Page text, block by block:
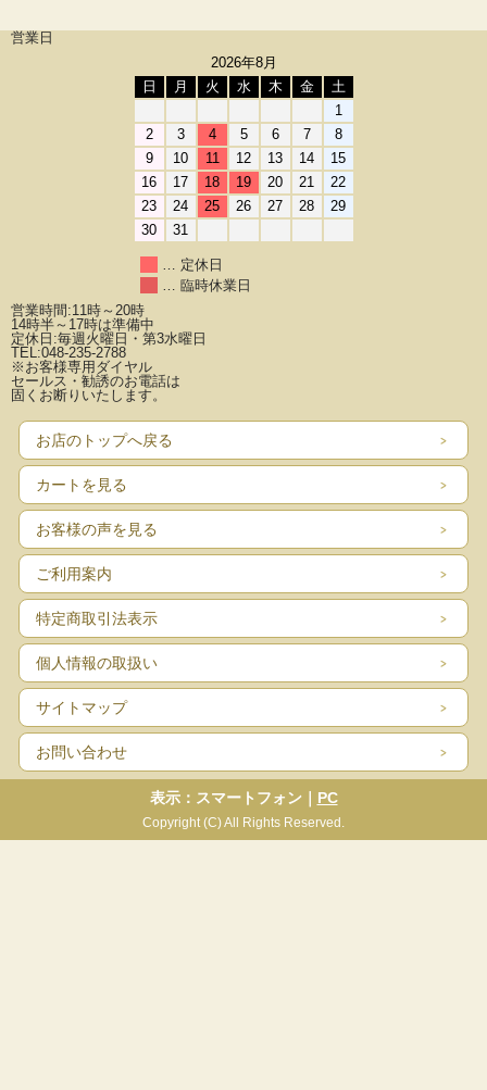
営業日
2026年8月
日
月 火 水 木 金
土
1
2
3 4 5 6 7
8
9
10 11 12 13 14
15
16
17 18 19 20 21
22
23
24 25 26 27 28
29
30
31
… 定休日
… 臨時休業日
営業時間:11時～20時
14時半～17時は準備中
定休日:毎週火曜日・第3水曜日
TEL:048-235-2788
※お客様専用ダイヤル
セールス・勧誘のお電話は
固くお断りいたします。
お店のトップへ戻る
カートを見る
お客様の声を見る
ご利用案内
特定商取引法表示
個人情報の取扱い
サイトマップ
お問い合わせ
表示：スマートフォン｜ PC
Copyright (C) All Rights Reserved.